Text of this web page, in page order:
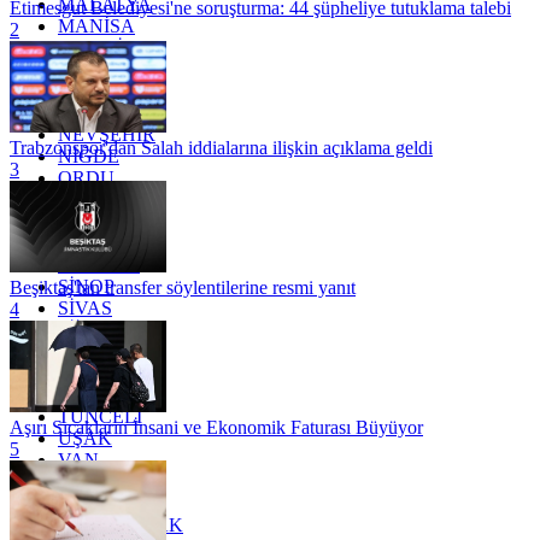
MALATYA
MANİSA
MARDİN
MERSİN
MUĞLA
MUŞ
NEVŞEHİR
NİĞDE
ORDU
OSMANİYE
RİZE
SAKARYA
SİNOP
SİVAS
SİİRT
TEKİRDAĞ
TOKAT
TRABZON
TUNCELİ
UŞAK
VAN
YALOVA
YOZGAT
ZONGULDAK
Etimesgut Belediyesi'ne soruşturma: 44 şüpheliye tutuklama talebi
2
Trabzonspor'dan Salah iddialarına ilişkin açıklama geldi
3
Beşiktaş'tan transfer söylentilerine resmi yanıt
4
Aşırı Sıcakların İnsani ve Ekonomik Faturası Büyüyor
5